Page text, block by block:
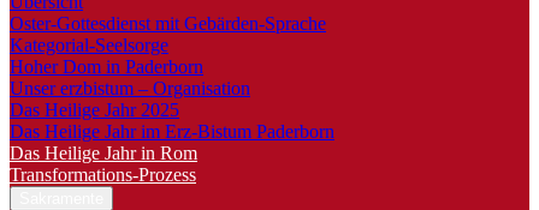
Oster-Gottesdienst mit Gebärden-Sprache
Kategorial-Seelsorge
Hoher Dom in Paderborn
Unser erzbistum – Organisation
Das Heilige Jahr 2025
Das Heilige Jahr im Erz-Bistum Paderborn
Das Heilige Jahr in Rom
Transformations-Prozess